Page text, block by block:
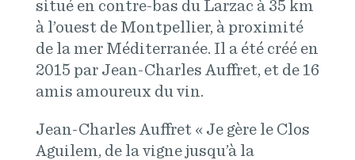
situé en contre-bas du Larzac à 35 km
à l’ouest de Montpellier, à proximité
de la mer Méditerranée. Il a été créé en
2015 par Jean-Charles Auffret, et de 16
amis amoureux du vin.
Jean-Charles Auffret « Je gère le Clos
Aguilem, de la vigne jusqu’à la